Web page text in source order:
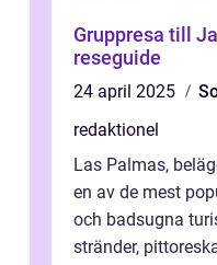
Gruppresa till
reseguide
24 april 2025
redaktionel
Las Palmas,
en av de mest
och badsugna
stränder,